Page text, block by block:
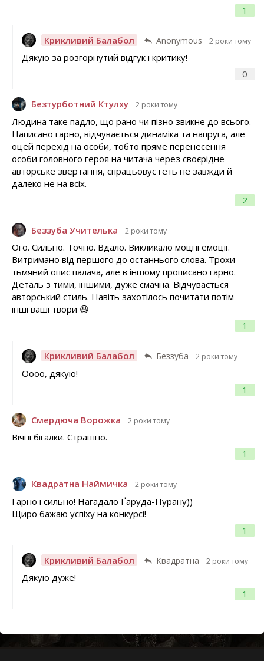
1
Крикливий Балабол Anonymous 2 роки тому
0
Дякую за розгорнутий відгук і критику!
Безтурботний Ктулху 2 роки тому
2
Людина таке падло, що рано чи пізно звикне до всього.
Написано гарно, відчувається динаміка та напруга, але
оцей перехід на особи, тобто пряме перенесення
особи головного героя на читача через своєрідне
авторське звертання, спрацьовує геть не завжди й
далеко не на всіх.
Беззуба Учителька 2 роки тому
1
Ого. Сильно. Точно. Вдало. Викликало моцні емоції.
Витримано від першого до останнього слова. Трохи
тьмяний опис палача, але в іншому прописано гарно.
Деталь з тими, іншими, дуже смачна. Відчувається
авторський стиль. Навіть захотілось почитати потім
інші ваші твори 😆
Крикливий Балабол Беззуба 2 роки тому
1
Оооо, дякую!
Смердюча Ворожка 2 роки тому
1
Вічні бігалки. Страшно.
Квадратна Наймичка 2 роки тому
1
Гарно і сильно! Нагадало Ґаруда-Пурану))
Щиро бажаю успіху на конкурсі!
Крикливий Балабол Квадратна 2 роки тому
1
Дякую дуже!